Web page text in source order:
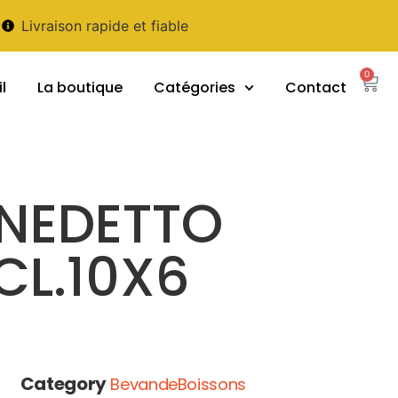
Livraison rapide et fiable
La boutique Catégories Contact
0
Category BevandeBoissons